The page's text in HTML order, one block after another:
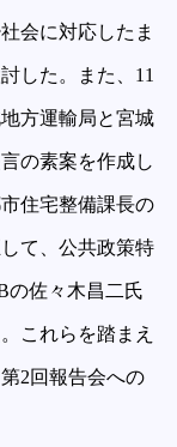
会に対応したま
した。また、11
方運輸局と宮城
の素案を作成し
住宅整備課長の
て、公共政策特
の佐々木昌二氏
これらを踏まえ
2回報告会への